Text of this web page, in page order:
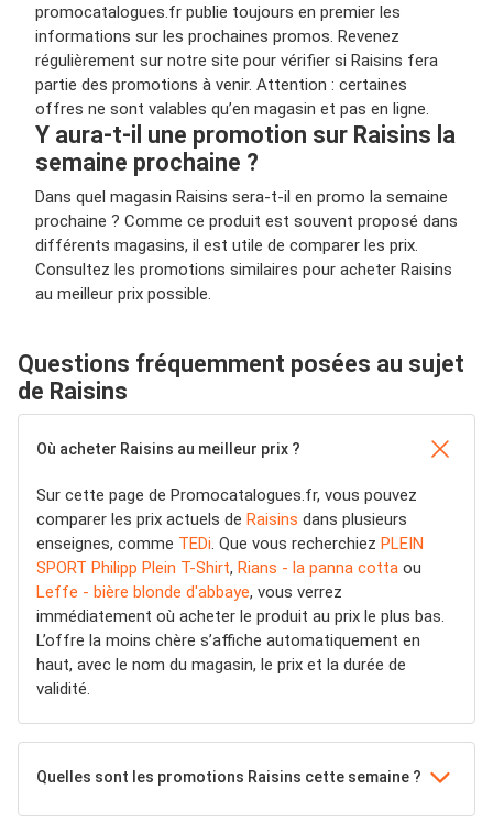
promocatalogues.fr publie toujours en premier les
informations sur les prochaines promos. Revenez
régulièrement sur notre site pour vérifier si Raisins fera
partie des promotions à venir. Attention : certaines
offres ne sont valables qu’en magasin et pas en ligne.
Y aura-t-il une promotion sur Raisins la
semaine prochaine ?
Dans quel magasin Raisins sera-t-il en promo la semaine
prochaine ? Comme ce produit est souvent proposé dans
différents magasins, il est utile de comparer les prix.
Consultez les promotions similaires pour acheter Raisins
au meilleur prix possible.
Questions fréquemment posées au sujet
de Raisins
Où acheter Raisins au meilleur prix ?
Sur cette page de Promocatalogues.fr, vous pouvez
comparer les prix actuels de Raisins dans plusieurs
enseignes, comme TEDi. Que vous recherchiez PLEIN
SPORT Philipp Plein T-Shirt, Rians - la panna cotta ou
Leffe - bière blonde d'abbaye, vous verrez
immédiatement où acheter le produit au prix le plus bas.
L’offre la moins chère s’affiche automatiquement en
haut, avec le nom du magasin, le prix et la durée de
validité.
Quelles sont les promotions Raisins cette semaine ?